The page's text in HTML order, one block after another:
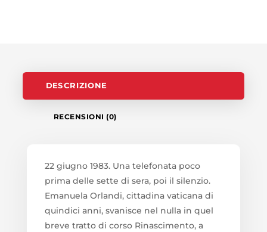
DESCRIZIONE
RECENSIONI (0)
22 giugno 1983. Una telefonata poco
prima delle sette di sera, poi il silenzio.
Emanuela Orlandi, cittadina vaticana di
quindici anni, svanisce nel nulla in quel
breve tratto di corso Rinascimento, a